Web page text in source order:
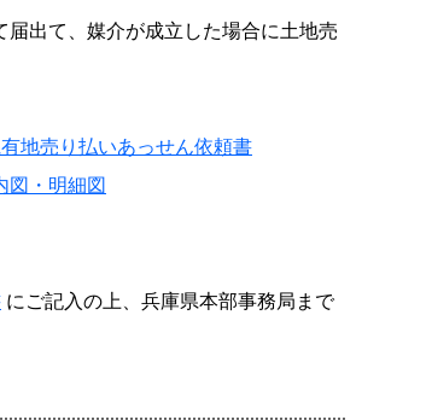
出て、媒介が成立した場合に土地売
地売り払いあっせん依頼書
図・明細図
にご記入の上、兵庫県本部事務局まで